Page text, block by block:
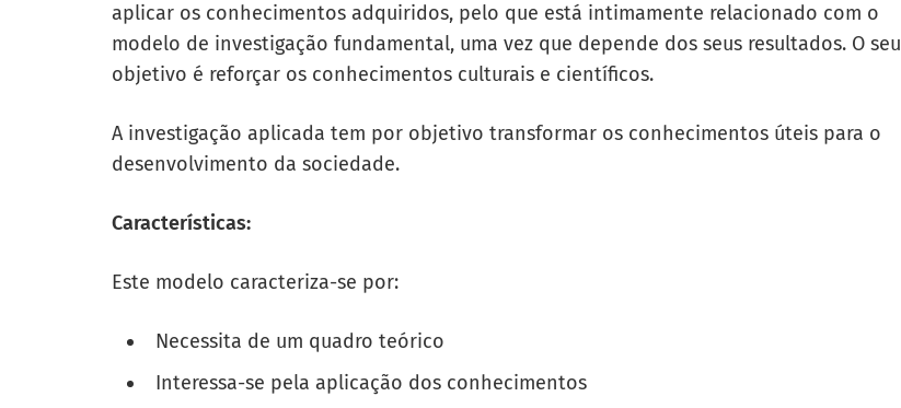
aplicar os conhecimentos adquiridos, pelo que está intimamente relacionado com o
modelo de investigação fundamental, uma vez que depende dos seus resultados. O seu
objetivo é reforçar os conhecimentos culturais e científicos.
A investigação aplicada tem por objetivo transformar os conhecimentos úteis para o
desenvolvimento da sociedade.
Características:
Este modelo caracteriza-se por:
Necessita de um quadro teórico
Interessa-se pela aplicação dos conhecimentos